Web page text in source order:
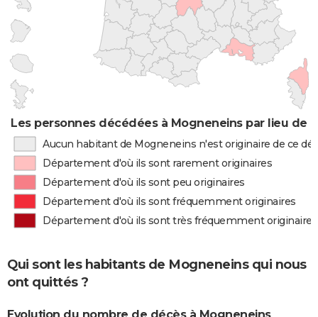
Les personnes décédées à Mogneneins par lieu de
Aucun habitant de Mogneneins n'est originaire de ce
Département d'où ils sont rarement originaires
Département d'où ils sont peu originaires
Département d'où ils sont fréquemment originaires
Département d'où ils sont très fréquemment originaires
Qui sont les habitants de Mogneneins qui nous
ont quittés ?